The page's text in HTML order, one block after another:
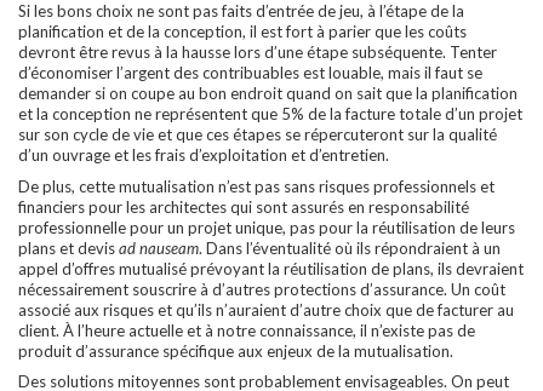
Si les bons choix ne sont pas faits d’entrée de jeu, à l’étape de la
planification et de la conception, il est fort à parier que les coûts
devront être revus à la hausse lors d’une étape subséquente. Tenter
d’économiser l’argent des contribuables est louable, mais il faut se
demander si on coupe au bon endroit quand on sait que la planification
et la conception ne représentent que 5% de la facture totale d’un projet
sur son cycle de vie et que ces étapes se répercuteront sur la qualité
d’un ouvrage et les frais d’exploitation et d’entretien.
De plus, cette mutualisation n’est pas sans risques professionnels et
financiers pour les architectes qui sont assurés en responsabilité
professionnelle pour un projet unique, pas pour la réutilisation de leurs
plans et devisad nauseam. Dans l’éventualité où ils répondraient à un
appel d’offres mutualisé prévoyant la réutilisation de plans, ils devraient
nécessairement souscrire à d’autres protections d’assurance. Un coût
associé aux risques et qu’ils n’auraient d’autre choix que de facturer au
client. À l’heure actuelle et à notre connaissance, il n’existe pas de
produit d’assurance spécifique aux enjeux de la mutualisation.
Des solutions mitoyennes sont probablement envisageables. On peut